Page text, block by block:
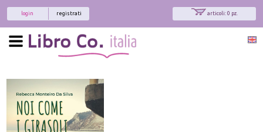
articoli: 0 pz.
registrati
login